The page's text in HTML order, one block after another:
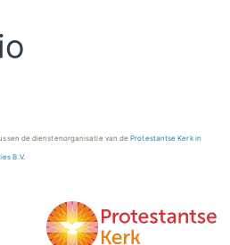
de dienstenorganisatie van deProtestantse Kerk in
B.V.